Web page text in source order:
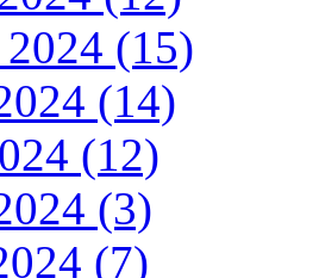
2024 (15)
(14)
(12)
(3)
(7)